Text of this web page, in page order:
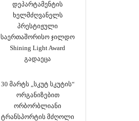
დეპარტამენტის
ხელმძღვანელს
პრესტიჟული
საერთაშორისო ჯილდო
Shining Light Award
გადაეცა
30 მარტს „სკუტ სკუტის“
ორგანიზებით
ორბორბლიანი
ტრანსპორტის მძღოლი